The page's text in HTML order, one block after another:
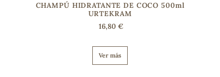
CHAMPÚ HIDRATANTE DE COCO 500ml
URTEKRAM
16,80 €
Ver más